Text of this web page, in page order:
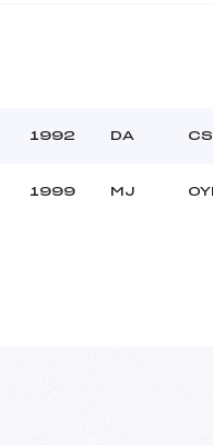
1992 DA
1999 MJ